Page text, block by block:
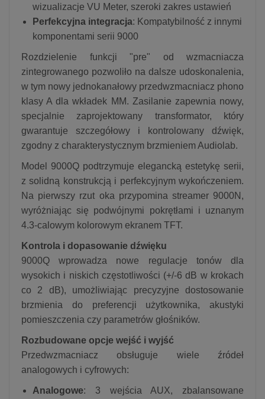
wizualizacje VU Meter, szeroki zakres ustawień
Perfekcyjna integracja: Kompatybilność z innymi
komponentami serii 9000
Rozdzielenie funkcji "pre" od wzmacniacza
zintegrowanego pozwoliło na dalsze udoskonalenia,
w tym nowy jednokanałowy przedwzmacniacz phono
klasy A dla wkładek MM. Zasilanie zapewnia nowy,
specjalnie zaprojektowany transformator, który
gwarantuje szczegółowy i kontrolowany dźwięk,
zgodny z charakterystycznym brzmieniem Audiolab.
Model 9000Q podtrzymuje elegancką estetykę serii,
z solidną konstrukcją i perfekcyjnym wykończeniem.
Na pierwszy rzut oka przypomina streamer 9000N,
wyróżniając się podwójnymi pokrętłami i uznanym
4.3-calowym kolorowym ekranem TFT.
Kontrola i dopasowanie dźwięku
9000Q wprowadza nowe regulacje tonów dla
wysokich i niskich częstotliwości (+/-6 dB w krokach
co 2 dB), umożliwiając precyzyjne dostosowanie
brzmienia do preferencji użytkownika, akustyki
pomieszczenia czy parametrów głośników.
Rozbudowane opcje wejść i wyjść
Przedwzmacniacz obsługuje wiele źródeł
analogowych i cyfrowych:
Analogowe: 3 wejścia AUX, zbalansowane